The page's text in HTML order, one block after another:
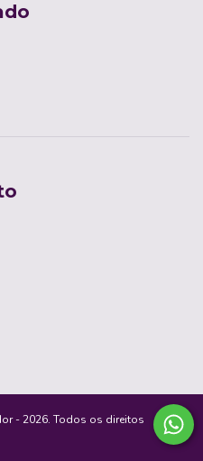
- 2026. Todos os direitos